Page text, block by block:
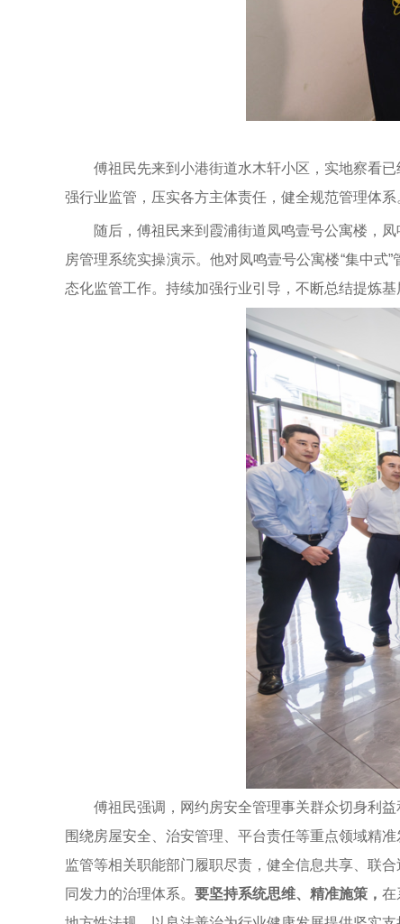
傅祖民先来到小港街道水木轩小区，实地察看
强行业监管，压实各方主体责任，健全规范管理体
随后，傅祖民来到霞浦街道凤鸣壹号公寓楼，
房管理系统实操演示。他对凤鸣壹号公寓楼“集中
态化监管工作。持续加强行业引导，不断总结提炼
傅祖民强调，网约房安全管理事关群众切身利益
围绕房屋安全、治安管理、平台责任等重点领域精
监管等相关职能部门履职尽责，健全信息共享、联
同发力的治理体系。 要坚持系统思维、精准施策， 在